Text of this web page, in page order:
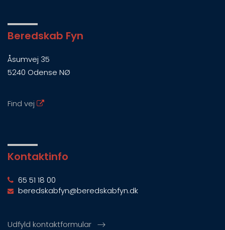
Beredskab Fyn
Åsumvej 35
5240 Odense NØ
Find vej
Kontaktinfo
65 51 18 00
beredskabfyn@beredskabfyn.dk
Udfyld kontaktformular